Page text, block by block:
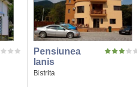
Pensiunea
Ianis
Bistrita